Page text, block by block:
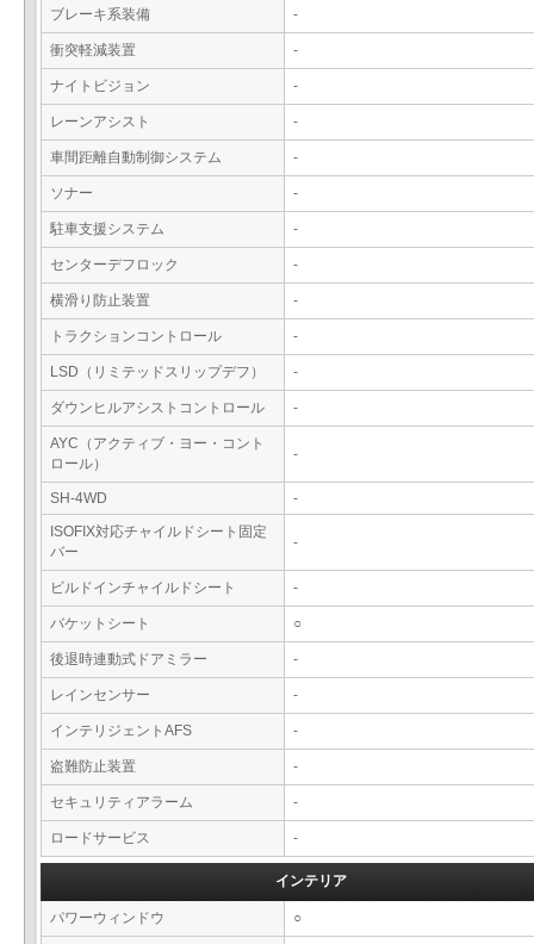
ブレーキ系装備 -
衝突軽減装置 -
ナイトビジョン -
レーンアシスト -
車間距離自動制御システム -
ソナー -
駐車支援システム -
センターデフロック -
横滑り防止装置 -
トラクションコントロール -
LSD（リミテッドスリップデフ） -
ダウンヒルアシストコントロール -
AYC（アクティブ・ヨー・コント
ロール）
-
SH-4WD
-
ISOFIX対応チャイルドシート固定
バー
-
ビルドインチャイルドシート -
バケットシート ○
後退時連動式ドアミラー -
レインセンサー -
インテリジェントAFS -
盗難防止装置 -
セキュリティアラーム -
ロードサービス -
インテリア
パワーウィンドウ ○